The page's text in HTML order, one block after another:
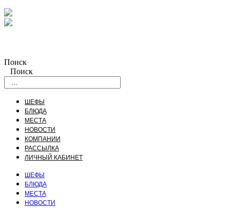
Поиск
Поиск
ШЕФЫ
БЛЮДА
МЕСТА
НОВОСТИ
КОМПАНИИ
РАССЫЛКА
ЛИЧНЫЙ КАБИНЕТ
ШЕФЫ
БЛЮДА
МЕСТА
НОВОСТИ